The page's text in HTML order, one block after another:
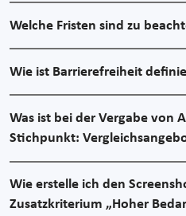
Welche Fristen sind zu
Wie ist Barrierefreiheit
Was ist bei der Vergabe von
Stichpunkt:
Wie erstelle ich den
Zusatzkriterium „Hoher